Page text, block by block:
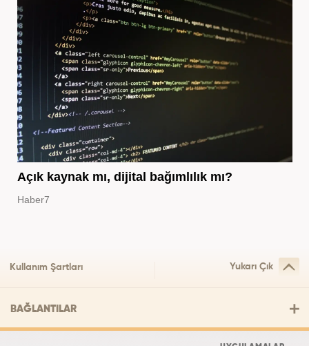
Açık kaynak mı, dijital bağımlılık mı?
Haber7
Kullanım Şartları Yukarı Çık
BAĞLANTILAR